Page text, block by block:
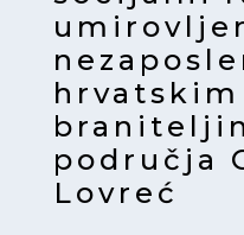
hrvatskim
područja
Lovreć